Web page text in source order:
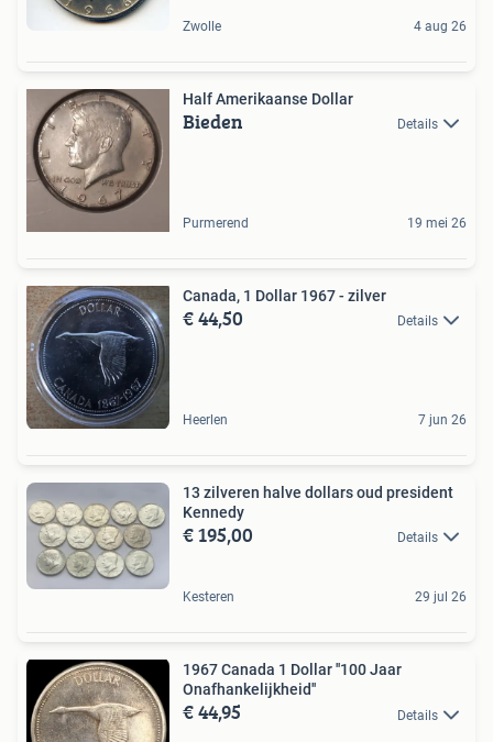
Zwolle 4 aug 26
Half Amerikaanse Dollar
Bieden Details
Purmerend 19 mei 26
Canada, 1 Dollar 1967 - zilver
€ 44,50 Details
Heerlen 7 jun 26
13 zilveren halve dollars oud president
Kennedy
€ 195,00 Details
Kesteren 29 jul 26
1967 Canada 1 Dollar ''100 Jaar
Onafhankelijkheid''
€ 44,95 Details